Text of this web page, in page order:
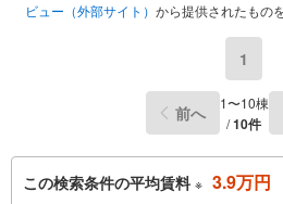
ビュー（外部サイト） から提供されたもの
1
前へ
1〜10棟
/10件
この検索条件の平均賃料 ※ 3.9万円